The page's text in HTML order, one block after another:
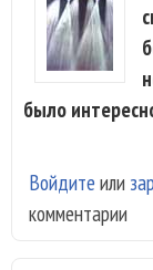
было
Войдите или
комментарии